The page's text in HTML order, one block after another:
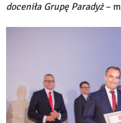
doceniła Grupę Paradyż–